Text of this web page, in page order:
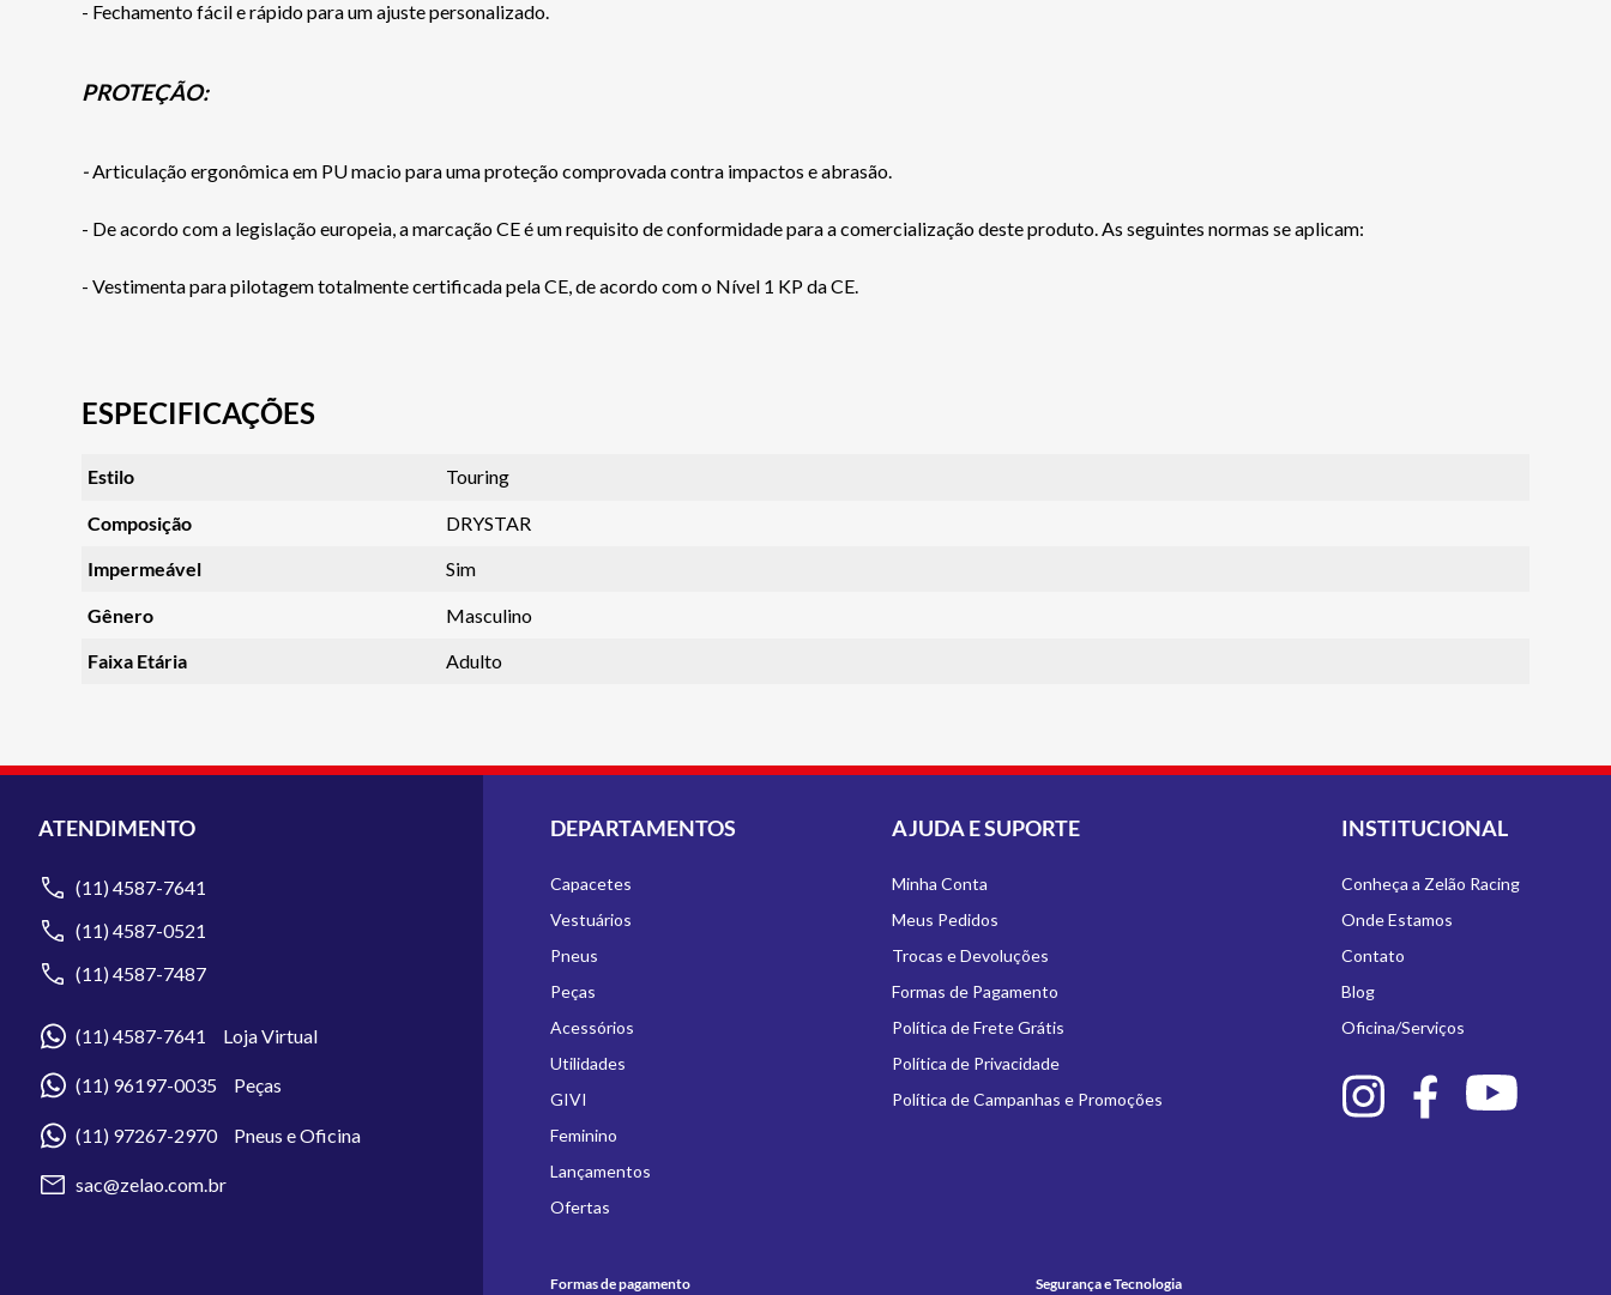
- Fechamento fácil e rápido para um ajuste personalizado.
PROTEÇÃO:
-Articulação ergonômica em PU macio para uma proteção comprovada contra impactos e abrasão.
- De acordo com a legislação europeia, a marcação CE é um requisito de conformidade para a comercialização deste produto. As seguintes normas se aplicam:
- Vestimenta para pilotagem totalmente certificada pela CE, de acordo com o Nível 1 KP da CE.
ESPECIFICAÇÕES
Estilo Touring
Composição DRYSTAR
Impermeável Sim
Gênero Masculino
Faixa Etária Adulto
ATENDIMENTO
(11) 4587-7641
(11) 4587-0521
(11) 4587-7487
(11) 4587-7641 Loja Virtual
(11) 96197-0035 Peças
(11) 97267-2970 Pneus e Oficina
sac@zelao.com.br
DEPARTAMENTOS
Capacetes
Vestuários
Pneus
Peças
Acessórios
Utilidades
GIVI
Feminino
Lançamentos
Ofertas
AJUDA E SUPORTE
Minha Conta
Meus Pedidos
Trocas e Devoluções
Formas de Pagamento
Política de Frete Grátis
Política de Privacidade
Política de Campanhas e Promoções
INSTITUCIONAL
Conheça a Zelão Racing
Onde Estamos
Contato
Blog
Oficina/Serviços
Formas de pagamento Segurança e Tecnologia